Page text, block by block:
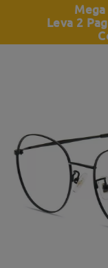
Leva 2